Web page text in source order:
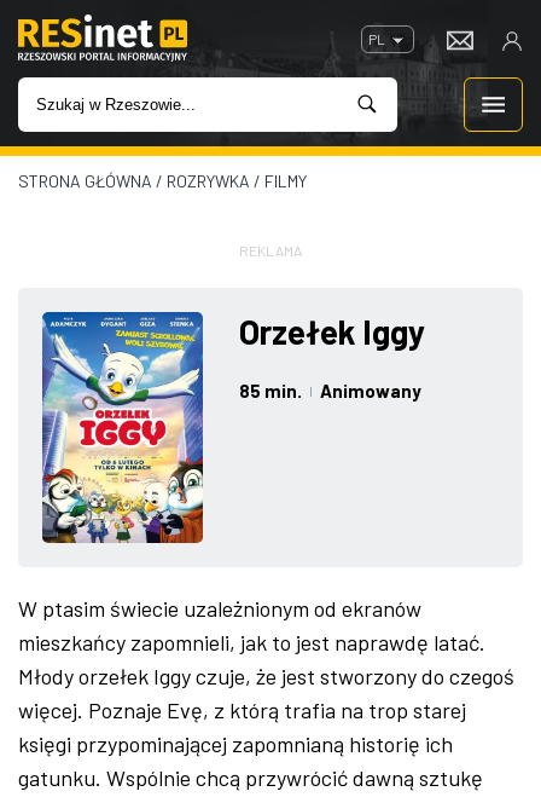
PL
WIADOMOŚCI
IMPREZY
ROZRYWKA
W KINACH
GASTRONOMIA
W RZESZOWIE
STRONA GŁÓWNA / ROZRYWKA / FILMY
REKLAMA
Orzełek Iggy
85 min. | Animowany
W ptasim świecie uzależnionym od ekranów
mieszkańcy zapomnieli, jak to jest naprawdę latać.
Młody orzełek Iggy czuje, że jest stworzony do czegoś
więcej. Poznaje Evę, z którą trafia na trop starej
księgi przypominającej zapomnianą historię ich
gatunku. Wspólnie chcą przywrócić dawną sztukę